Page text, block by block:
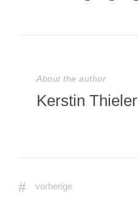
About the author
Kerstin Thieler
vorherige